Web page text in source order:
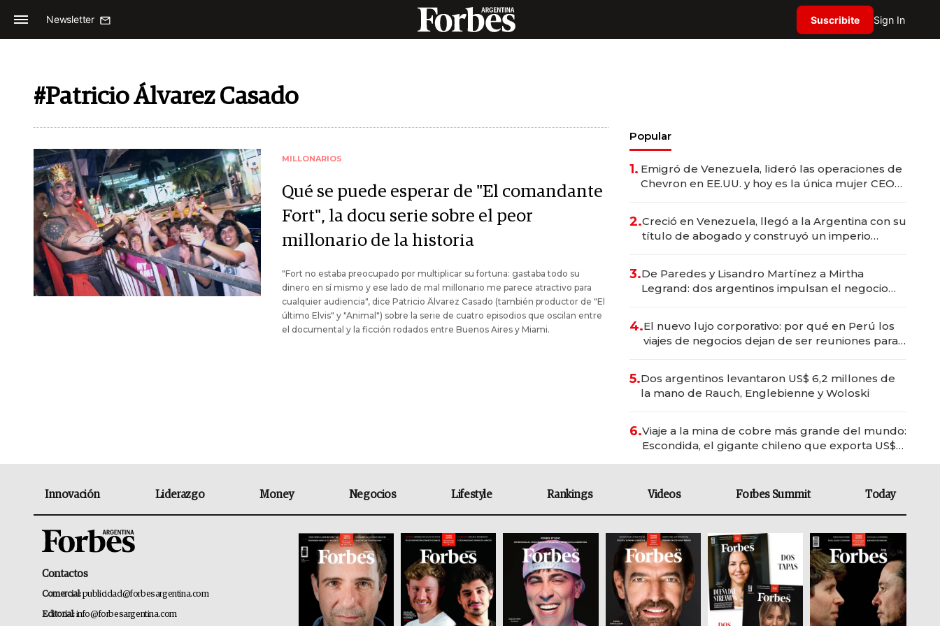
Newsletter Suscribite Sign In
#Patricio Álvarez Casado
MILLONARIOS
Qué se puede esperar de "El comandante
Fort", la docu serie sobre el peor
millonario de la historia
"Fort no estaba preocupado por multiplicar su fortuna: gastaba todo su
dinero en sí mismo y ese lado de mal millonario me parece atractivo para
cualquier audiencia", dice Patricio Älvarez Casado (también productor de "El
último Elvis" y "Animal") sobre la serie de cuatro episodios que oscilan entre
el documental y la ficción rodados entre Buenos Aires y Miami.
Popular
1. Emigró de Venezuela, lideró las operaciones de
Chevron en EE.UU. y hoy es la única mujer CEO
2.Creció en Venezuela, llegó a la Argentina con su
título de abogado y construyó un imperio
3.De Paredes y Lisandro Martínez a Mirtha
Legrand: dos argentinos impulsan el negocio
4.El nuevo lujo corporativo: por qué en Perú los
viajes de negocios dejan de ser reuniones para
5.Dos argentinos levantaron US$ 6,2 millones de
la mano de Rauch, Englebienne y Woloski
6.Viaje a la mina de cobre más grande del mundo:
Escondida, el gigante chileno que exporta US$
Innovación Liderazgo Money Negocios Lifestyle Rankings Videos Forbes Summit Today
Contactos
Comercial:publicidad@forbesargentina.com
Editorial:info@forbesargentina.com